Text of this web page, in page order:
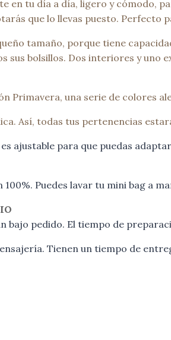
en tu día a día, ligero y cómodo,
que lo llevas puesto. Perfecto
tamaño, porque tiene
sus bolsillos. Dos interiores y
Primavera, una serie de colores
Así, todas tus pertenencias
ajustable para que puedas
Puedes lavar tu mini bag a
bajo pedido. El tiempo de
Tienen un tiempo de